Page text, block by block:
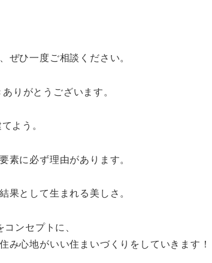
ひ一度ご相談ください。
りがとうございます。
よう。
に必ず理由があります。
として生まれる美しさ。
ンセプトに、
心地がいい住まいづくりをしていきます！